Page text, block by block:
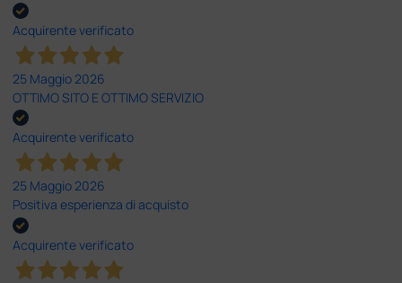
Acquirente verificato
25 Maggio 2026
OTTIMO SITO E OTTIMO SERVIZIO
Acquirente verificato
25 Maggio 2026
Positiva esperienza di acquisto
Acquirente verificato